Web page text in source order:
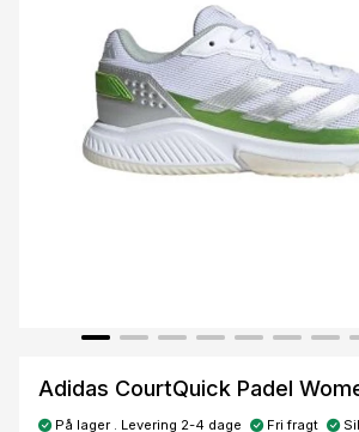
Adidas CourtQuick Padel
På lager . Levering 2-4 dage Fri fragt